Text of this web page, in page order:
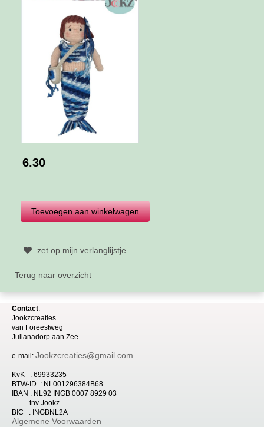
6.30
zet op mijn verlanglijstje
Terug naar overzicht
Contact:
Jookzcreaties
van Foreestweg
Julianadorp aan Zee
e-mail: Jookzcreaties@gmail.com
KvK : 69933235
BTW-ID : NL001296384B68
IBAN : NL92 INGB 0007 8929 03
tnv Jookz
BIC : INGBNL2A
Algemene Voorwaarden